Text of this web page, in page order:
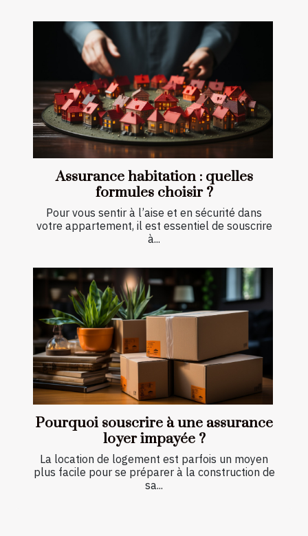
Assurance habitation : quelles
formules choisir ?
Pour vous sentir à l’aise et en sécurité dans
votre appartement, il est essentiel de souscrire
à...
Pourquoi souscrire à une assurance
loyer impayée ?
La location de logement est parfois un moyen
plus facile pour se préparer à la construction de
sa...